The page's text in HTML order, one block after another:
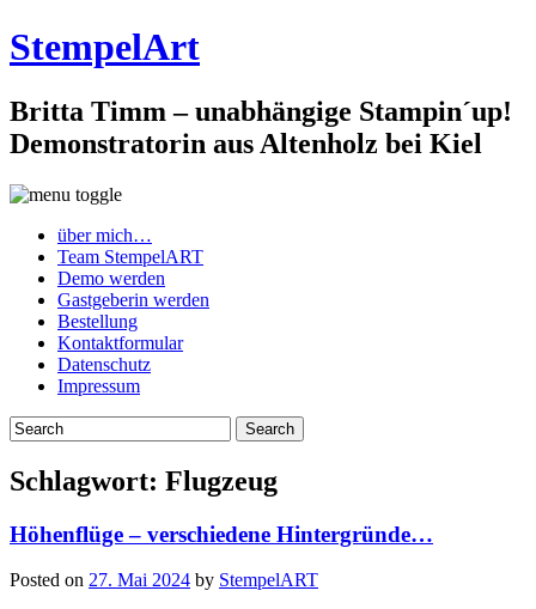
StempelArt
Britta Timm – unabhängige Stampin´up!
Demonstratorin aus Altenholz bei Kiel
über mich…
Team StempelART
Demo werden
Gastgeberin werden
Bestellung
Kontaktformular
Datenschutz
Impressum
Schlagwort: Flugzeug
Höhenflüge – verschiedene Hintergründe…
Posted on 27. Mai 2024 by StempelART